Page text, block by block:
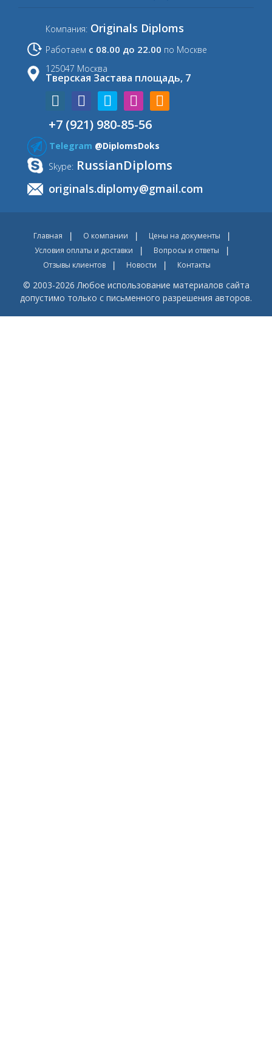
Компания: Originals Diploms
Работаем с 08.00 до 22.00 по Москве
125047 Москва
Тверская Застава площадь, 7
+7 (921) 980-85-56
Telegram @DiplomsDoks
Skype: RussianDiploms
originals.diplomy@gmail.com
Главная О компании
Цены на документы
Условия оплаты и доставки
Вопросы и ответы
Отзывы клиентов
Новости Контакты
© 2003-2026 Любое использование материалов сайта
допустимо только с письменного разрешения авторов.